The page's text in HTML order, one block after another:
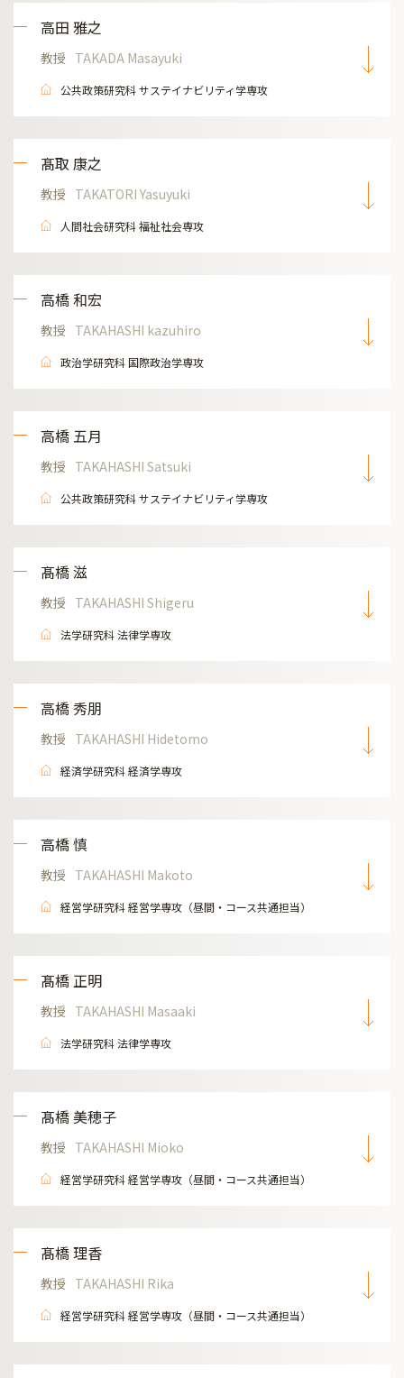
高田 雅之
教授 TAKADA Masayuki
公共政策研究科 サステイナビリティ学専攻
髙取 康之
教授 TAKATORI Yasuyuki
人間社会研究科 福祉社会専攻
高橋 和宏
教授 TAKAHASHI kazuhiro
政治学研究科 国際政治学専攻
高橋 五月
教授 TAKAHASHI Satsuki
公共政策研究科 サステイナビリティ学専攻
髙橋 滋
教授 TAKAHASHI Shigeru
法学研究科 法律学専攻
高橋 秀朋
教授 TAKAHASHI Hidetomo
経済学研究科 経済学専攻
高橋 慎
教授 TAKAHASHI Makoto
経営学研究科 経営学専攻（昼間・コース共通担当）
髙橋 正明
教授 TAKAHASHI Masaaki
法学研究科 法律学専攻
髙橋 美穂子
教授 TAKAHASHI Mioko
経営学研究科 経営学専攻（昼間・コース共通担当）
髙橋 理香
教授 TAKAHASHI Rika
経営学研究科 経営学専攻（昼間・コース共通担当）